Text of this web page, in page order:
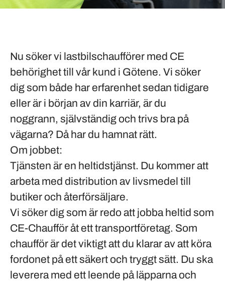
Nu söker vi lastbilschaufförer med CE
behörighet till vår kund i Götene. Vi söker
dig som både har erfarenhet sedan tidigare
eller är i början av din karriär, är du
noggrann, självständig och trivs bra på
vägarna? Då har du hamnat rätt.
Om jobbet:
Tjänsten är en heltidstjänst. Du kommer att
arbeta med distribution av livsmedel till
butiker och återförsäljare.
Vi söker dig som är redo att jobba heltid som
CE-Chaufför åt ett transportföretag. Som
chaufför är det viktigt att du klarar av att köra
fordonet på ett säkert och tryggt sätt. Du ska
leverera med ett leende på läpparna och